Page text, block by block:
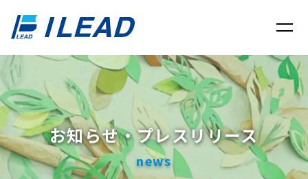
お知らせ・プレスリリース
news